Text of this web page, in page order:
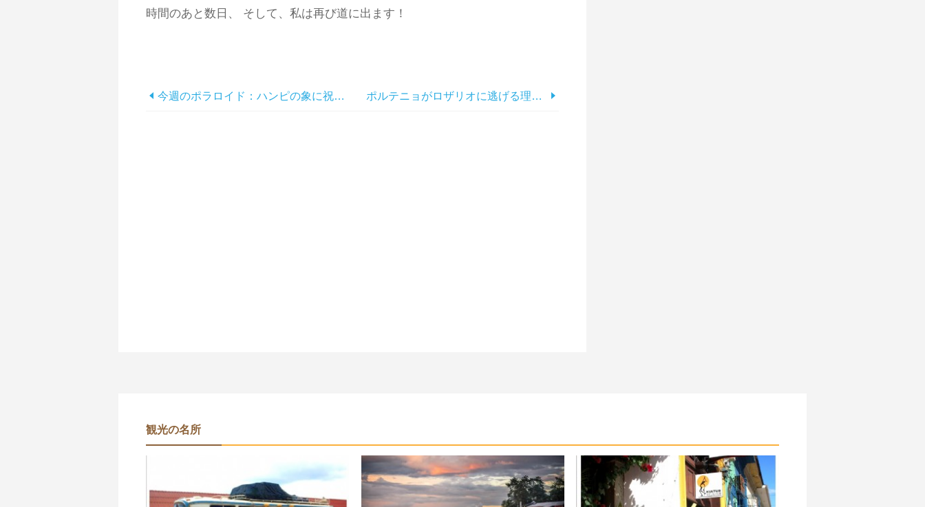
時間のあと数日、 そして、私は再び道に出ます！
今週のポラロイド：ハンピの象に祝福され、 インド ポルテニョがロザリオに逃げる理由、 アルゼンチン（そしてなぜあなたがすべきなのか、 それも！）
観光の名所